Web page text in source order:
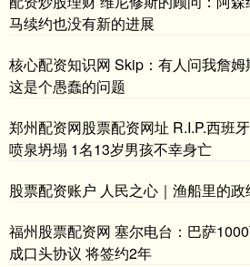
马续约也没有新的进展
核心配资知识网 Skip：有人问我詹
这是个愚蠢的问题
郑州配资网股票配资网址 R.I.P.西班
喷泉坍塌 1名13岁男孩不幸身亡
股票配资账户 人民之心｜渔船里的政
福州股票配资网 塞尔电台：巴萨
成口头协议 将签约2年